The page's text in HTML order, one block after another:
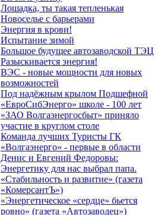
Лошадка, ты такая тепленькая
Новоселье с барьерами
Энергия в крови!
Испытание зимой
Большое будущее автозаводской ТЭЦ
Разыскивается энергия!
ВЭС - новые мощности для новых
возможностей
Под надёжным крылом Подшефной
«ЕвроСибЭнерго» школе - 100 лет
«ЗАО Волгаэнергосбыт» приняло
участие в круглом столе
Команда лучших Туристы ГК
«Волгаэнерго» - первые в области
Денис и Евгений Федоровы:
Энергетику для нас выбрал папа.
«Стабильность и развитие» (газета
«КомерсантЪ»)
«Энергетическое «сердце» бьется
ровно» (газета «Автозаводец»)